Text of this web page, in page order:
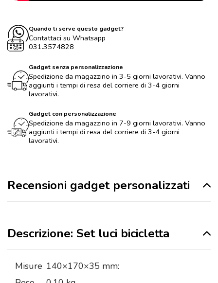
Quando ti serve questo gadget?
Contattaci su Whatsapp
031.3574828
Gadget senza personalizzazione
Spedizione da magazzino in 3-5 giorni lavorativi. Vanno
aggiunti i tempi di resa del corriere di 3-4 giorni
lavorativi.
Gadget con personalizzazione
Spedizione da magazzino in 7-9 giorni lavorativi. Vanno
aggiunti i tempi di resa del corriere di 3-4 giorni
lavorativi.
Recensioni gadget personalizzati
Descrizione: Set luci bicicletta
Misure 140×170×35 mm: